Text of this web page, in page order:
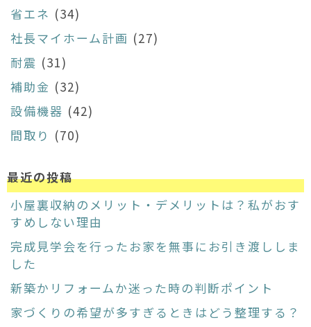
省エネ (34)
社長マイホーム計画 (27)
耐震 (31)
補助金 (32)
設備機器 (42)
間取り (70)
最近の投稿
小屋裏収納のメリット・デメリットは？私がおす
すめしない理由
完成見学会を行ったお家を無事にお引き渡ししま
した
新築かリフォームか迷った時の判断ポイント
家づくりの希望が多すぎるときはどう整理する？